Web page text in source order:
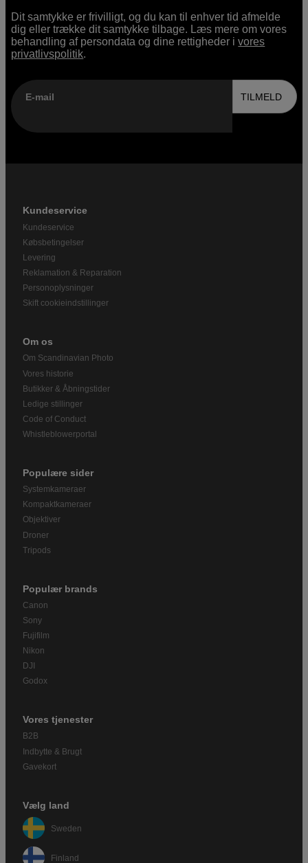
Dit samtykke er frivilligt, og du kan til enhver tid afmelde
dig eller trække dit samtykke tilbage. Læs mere om vores
behandling af persondata og dine rettigheder ivores
privatlivspolitik.
E-mail TILMELD
Kundeservice
Kundeservice
Købsbetingelser
Levering
Reklamation & Reparation
Personoplysninger
Skift cookieindstillinger
Om os
Om Scandinavian Photo
Vores historie
Butikker & Åbningstider
Ledige stillinger
Code of Conduct
Whistleblowerportal
Populære sider
Systemkameraer
Kompaktkameraer
Objektiver
Droner
Tripods
Populær brands
Canon
Sony
Fujifilm
Nikon
DJI
Godox
Vores tjenester
B2B
Indbytte & Brugt
Gavekort
Vælg land
Sweden
Finland